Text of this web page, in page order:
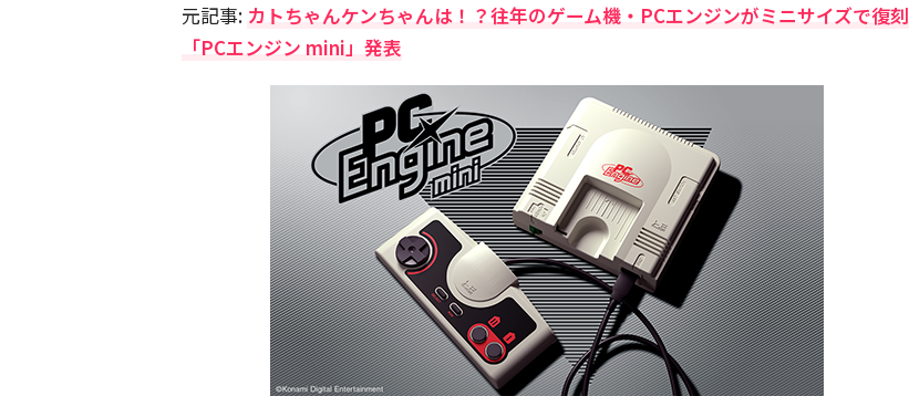
元記事: カトちゃんケンちゃんは！？往年のゲーム機・PCエンジンがミニサイズで復刻
「PCエンジン mini」発表